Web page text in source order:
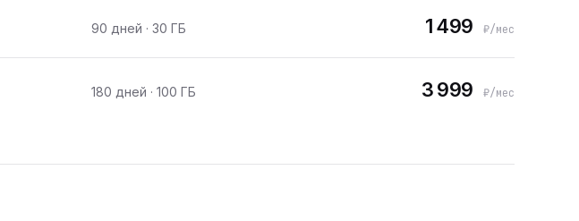
90 дней · 30 ГБ 1 499 ₽/мес
180 дней · 100 ГБ 3 999 ₽/мес